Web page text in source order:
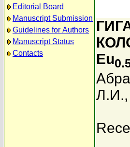
Editorial Board
Manuscript Submission
Guidelines for Authors
Manuscript Status
Contacts
Eu
Л.И.,